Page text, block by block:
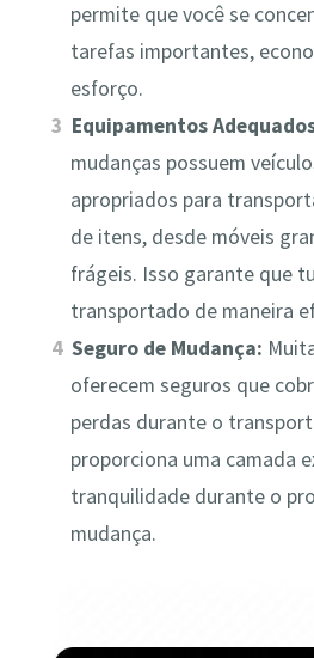
permite que você se
tarefas importantes,
esforço.
Equipamentos
mudanças possuem
apropriados para
de itens, desde móveis
frágeis. Isso garante que
transportado de maneira
Seguro de Mudança:
oferecem seguros que
perdas durante o
proporciona uma camada
tranquilidade durante o
mudança.